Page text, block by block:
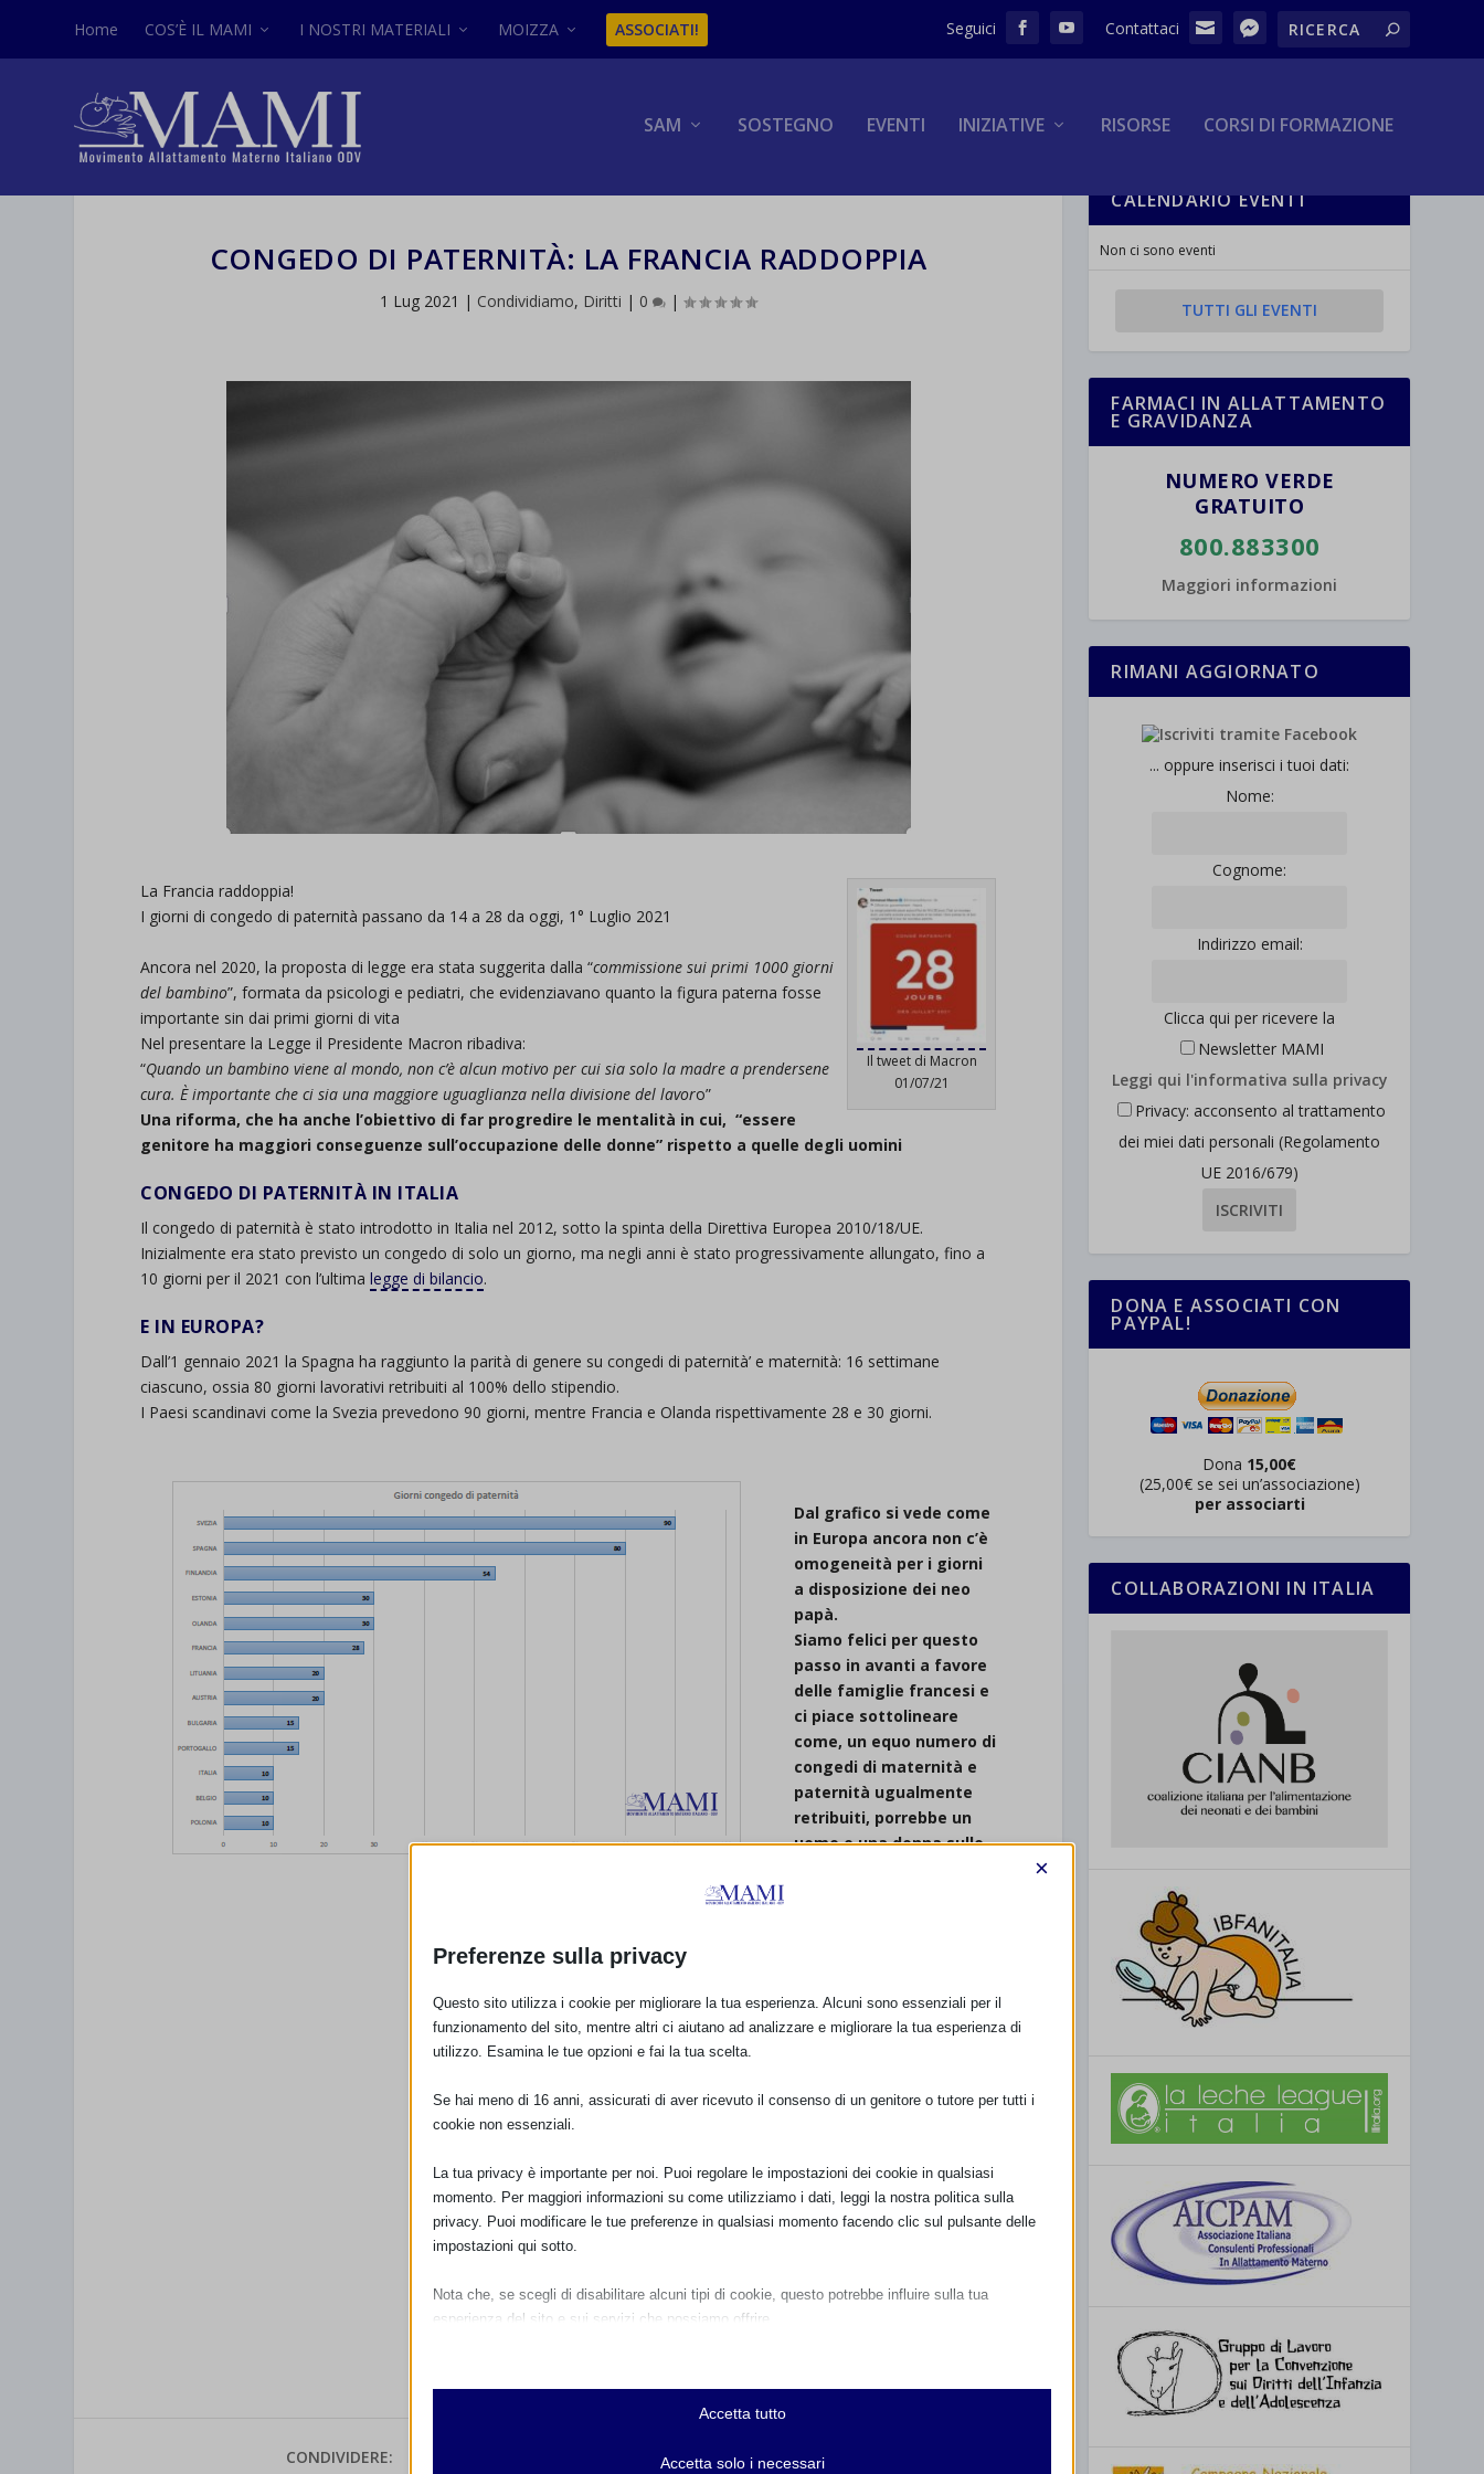
Home COS’È IL MAMI I NOSTRI MATERIALI MOIZZA ASSOCIATI!
SAM SOSTEGNO EVENTI INIZIATIVE RISORSE CORSI DI FORMAZIONE
CONGEDO DI PATERNITÀ: LA FRANCIA RADDOPPIA
1 Lug 2021 | Condividiamo, Diritti | 0 |
Il tweet di Macron
01/07/21
La Francia raddoppia!
I giorni di congedo di paternità passano da 14 a 28 da oggi, 1° Luglio 2021
Ancora nel 2020, la proposta di legge era stata suggerita dalla “commissione sui primi 1000 giorni
del bambino”, formata da psicologi e pediatri, che evidenziavano quanto la figura paterna fosse
importante sin dai primi giorni di vita
Nel presentare la Legge il Presidente Macron ribadiva:
“Quando un bambino viene al mondo, non c’è alcun motivo per cui sia solo la madre a prendersene
cura. È importante che ci sia una maggiore uguaglianza nella divisione del lavoro”
Una riforma, che ha anche l’obiettivo di far progredire le mentalità in cui, “essere
genitore ha maggiori conseguenze sull’occupazione delle donne” rispetto a quelle degli uomini
CONGEDO DI PATERNITÀ IN ITALIA
Il congedo di paternità è stato introdotto in Italia nel 2012, sotto la spinta della Direttiva Europea 2010/18/UE.
Inizialmente era stato previsto un congedo di solo un giorno, ma negli anni è stato progressivamente allungato, fino a
10 giorni per il 2021 con l’ultimalegge di bilancio.
E IN EUROPA?
Dall’1 gennaio 2021 la Spagna ha raggiunto la parità di genere su congedi di paternità’ e maternità: 16 settimane
ciascuno, ossia 80 giorni lavorativi retribuiti al 100% dello stipendio.
I Paesi scandinavi come la Svezia prevedono 90 giorni, mentre Francia e Olanda rispettivamente 28 e 30 giorni.
Dal grafico si vede come
in Europa ancora non c’è
omogeneità per i giorni
a disposizione dei neo
papà.
Siamo felici per questo
passo in avanti a favore
delle famiglie francesi e
ci piace sottolineare
come, un equo numero di
congedi di maternità e
paternità ugualmente
retribuiti, porrebbe un
uomo e una donna sullo
CONDIVIDERE:
CALENDARIO EVENTI
Non ci sono eventi
TUTTI GLI EVENTI
FARMACI IN ALLATTAMENTO
E GRAVIDANZA
NUMERO VERDE
GRATUITO
800.883300
Maggiori informazioni
RIMANI AGGIORNATO
... oppure inserisci i tuoi dati:
Nome:
Cognome:
Indirizzo email:
Clicca qui per ricevere la
Newsletter MAMI
Leggi qui l'informativa sulla privacy
Privacy: acconsento al trattamento
dei miei dati personali (Regolamento
UE 2016/679)
DONA E ASSOCIATI CON
PAYPAL!
Dona 15,00€
(25,00€ se sei un’associazione)
per associarti
COLLABORAZIONI IN ITALIA
Preferenze sulla privacy
×
Questo sito utilizza i cookie per migliorare la tua esperienza. Alcuni sono essenziali per il
funzionamento del sito, mentre altri ci aiutano ad analizzare e migliorare la tua esperienza di
utilizzo. Esamina le tue opzioni e fai la tua scelta.
Se hai meno di 16 anni, assicurati di aver ricevuto il consenso di un genitore o tutore per tutti i
cookie non essenziali.
La tua privacy è importante per noi. Puoi regolare le impostazioni dei cookie in qualsiasi
momento. Per maggiori informazioni su come utilizziamo i dati, leggi la nostra politica sulla
privacy. Puoi modificare le tue preferenze in qualsiasi momento facendo clic sul pulsante delle
impostazioni qui sotto.
Nota che, se scegli di disabilitare alcuni tipi di cookie, questo potrebbe influire sulla tua
esperienza del sito e sui servizi che possiamo offrire.
Accetta tutto
Accetta solo i necessari